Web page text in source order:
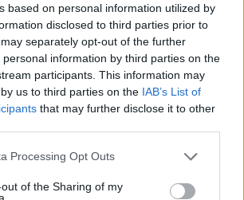
based on personal information utilized by
disclosed to third parties prior to
separately opt-out of the further
information by third parties on the
participants. This information may
us to third parties on the IAB’s List of
that may further disclose it to other
Processing Opt Outs
of the Sharing of my